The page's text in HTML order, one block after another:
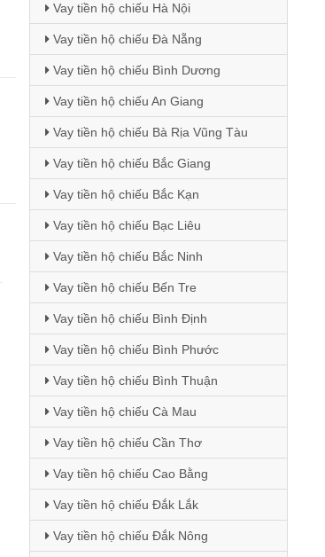
Vay tiền hộ chiếu Hà Nội
Vay tiền hộ chiếu Đà Nẵng
Vay tiền hộ chiếu Bình Dương
Vay tiền hộ chiếu An Giang
Vay tiền hộ chiếu Bà Rịa Vũng Tàu
Vay tiền hộ chiếu Bắc Giang
Vay tiền hộ chiếu Bắc Kạn
Vay tiền hộ chiếu Bạc Liêu
Vay tiền hộ chiếu Bắc Ninh
Vay tiền hộ chiếu Bến Tre
Vay tiền hộ chiếu Bình Định
Vay tiền hộ chiếu Bình Phước
Vay tiền hộ chiếu Bình Thuận
Vay tiền hộ chiếu Cà Mau
Vay tiền hộ chiếu Cần Thơ
Vay tiền hộ chiếu Cao Bằng
Vay tiền hộ chiếu Đắk Lắk
Vay tiền hộ chiếu Đắk Nông